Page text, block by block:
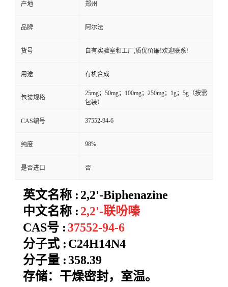
产地 郑州
品牌 阿尔法
货号 自有实验室和工厂,质优价廉!欢迎联系!
用途 有机合成
包装规格
25mg；50mg；100mg；250mg；1g；5g（按需
包装）
CAS编号 37552-94-6
纯度 98%
是否进口 否
英文名称 : 2,2'-Biphenazine
中文名称 : 2,2'-联吩嗪
CAS号 : 37552-94-6
分子式 : C24H14N4
分子量 : 358.39
存储：干燥密封，室温。